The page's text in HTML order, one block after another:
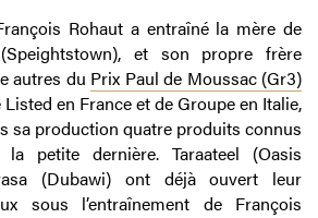
Rohaut a entraîné la mère de
et son propre frère
autres du Prix Paul de Moussac (Gr3)
Listed en France et de Groupe en Italie,
sa production quatre produits connus
petite dernière. Taraateel (Oasis
(Dubawi) ont déjà ouvert leur
sous l’entraînement de François